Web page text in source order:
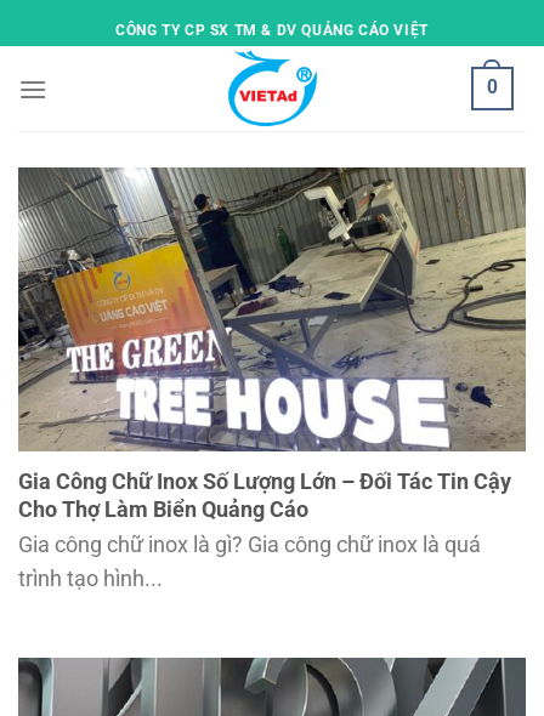
to
CÔNG TY CP SX TM & DV QUẢNG CÁO VIỆT
0
Gia Công Chữ Inox Số Lượng Lớn – Đối Tác Tin Cậy
Cho Thợ Làm Biển Quảng Cáo
Gia công chữ inox là gì? Gia công chữ inox là quá
trình tạo hình...